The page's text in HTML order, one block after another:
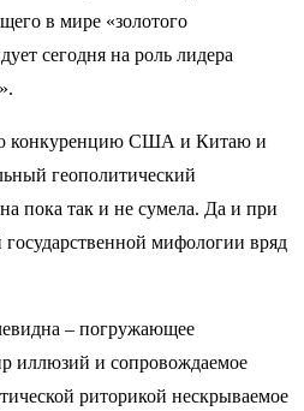
в мире «золотого
сегодня на роль лидера
конкуренцию США и Китаю и
геополитический
пока так и не сумела. Да и при
мифологии вряд
– погружающее
иллюзий и сопровождаемое
риторикой нескрываемое